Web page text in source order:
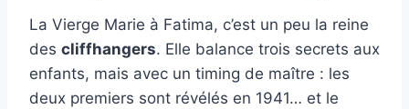
La Vierge Marie à Fatima, c’est un peu la reine
des cliffhangers. Elle balance trois secrets aux
enfants, mais avec un timing de maître : les
deux premiers sont révélés en 1941… et le